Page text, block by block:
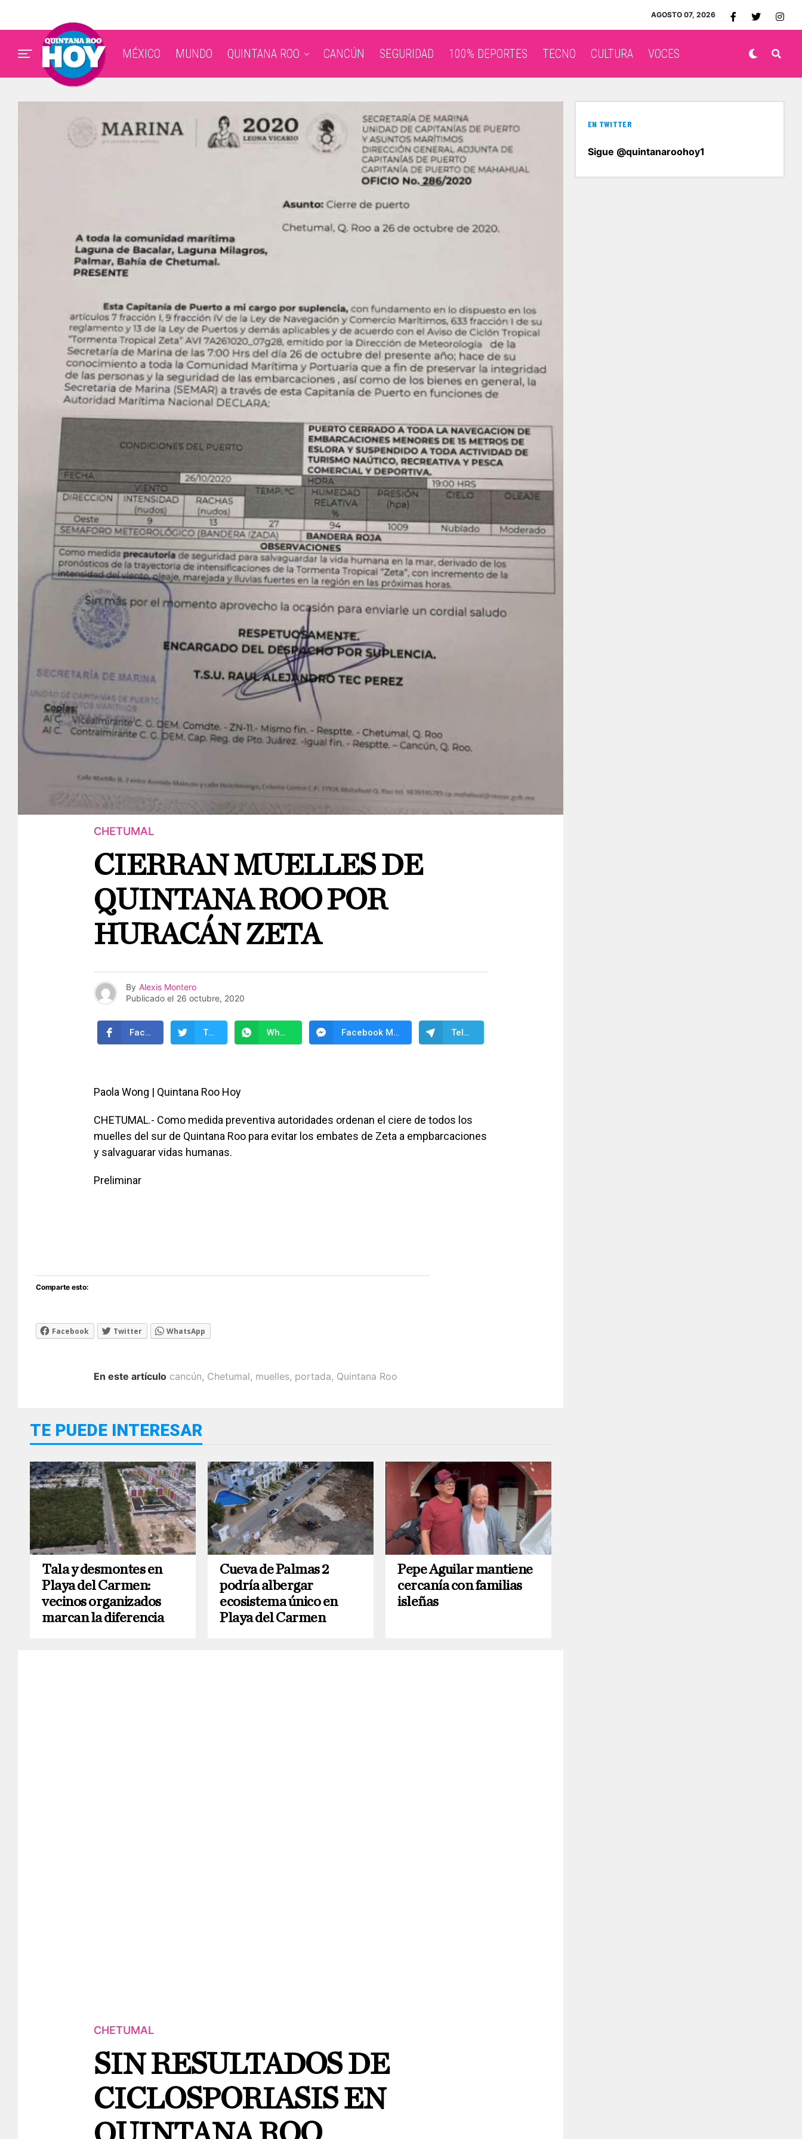
AGOSTO 07, 2026
MÉXICO MUNDO QUINTANA ROO CANCÚN SEGURIDAD 100% DEPORTES TECNO CULTURA VOCES
CHETUMAL
CIERRAN MUELLES DE
QUINTANA ROO POR
HURACÁN ZETA
By Alexis Montero
Publicado el 26 octubre, 2020
Facebook Twitter WhatsApp Facebook Messenger Telegram
Paola Wong | Quintana Roo Hoy
CHETUMAL.- Como medida preventiva autoridades ordenan el ciere de todos los
muelles del sur de Quintana Roo para evitar los embates de Zeta a empbarcaciones
y salvaguarar vidas humanas.
Preliminar
Comparte esto:
Facebook Twitter WhatsApp
En este artículo cancún, Chetumal, muelles, portada, Quintana Roo
TE PUEDE INTERESAR
Tala y desmontes en
Playa del Carmen:
vecinos organizados
marcan la diferencia
Cueva de Palmas 2
podría albergar
ecosistema único en
Playa del Carmen
Pepe Aguilar mantiene
cercanía con familias
isleñas
CHETUMAL
SIN RESULTADOS DE
CICLOSPORIASIS EN
EN TWITTER
Sigue @quintanaroohoy1